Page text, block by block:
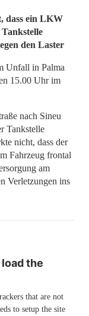
dass ein LKW
den Laster
Unfall in Palma
15.00 Uhr im
nach Sineu
Tankstelle
nicht, dass der
Fahrzeug frontal
am
Verletzungen ins
the
that are not
to setup the site